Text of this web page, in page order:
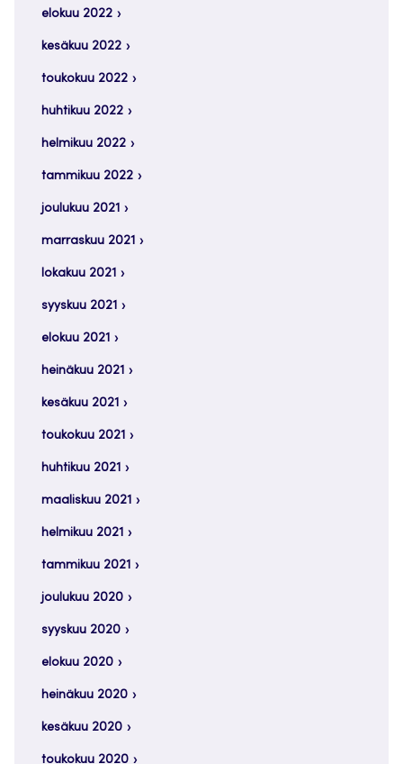
elokuu 2022
kesäkuu 2022
toukokuu 2022
huhtikuu 2022
helmikuu 2022
tammikuu 2022
joulukuu 2021
marraskuu 2021
lokakuu 2021
syyskuu 2021
elokuu 2021
heinäkuu 2021
kesäkuu 2021
toukokuu 2021
huhtikuu 2021
maaliskuu 2021
helmikuu 2021
tammikuu 2021
joulukuu 2020
syyskuu 2020
elokuu 2020
heinäkuu 2020
kesäkuu 2020
toukokuu 2020